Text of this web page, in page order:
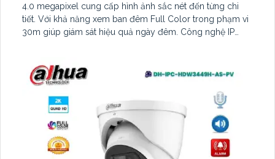
4.0 megapixel cung cấp hình ảnh sắc nét đến từng chi
tiết. Với khả năng xem ban đêm Full Color trong phạm vi
30m giúp giám sát hiệu quả ngày đêm. Công nghệ IP